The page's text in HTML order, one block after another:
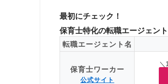
最初にチェック！
保育士特化の転職エージェン
転職エージェント名
保育士ワーカー
公式サイト
＼